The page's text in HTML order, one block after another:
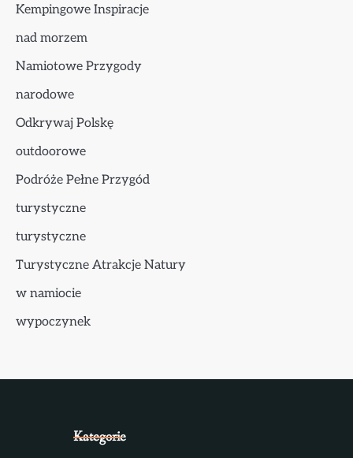
Kempingowe Inspiracje
nad morzem
Namiotowe Przygody
narodowe
Odkrywaj Polskę
outdoorowe
Podróże Pełne Przygód
turystyczne
turystyczne
Turystyczne Atrakcje Natury
w namiocie
wypoczynek
Kategorie